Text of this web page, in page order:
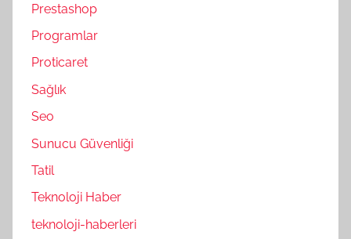
Prestashop
Programlar
Proticaret
Sağlık
Seo
Sunucu Güvenliği
Tatil
Teknoloji Haber
teknoloji-haberleri